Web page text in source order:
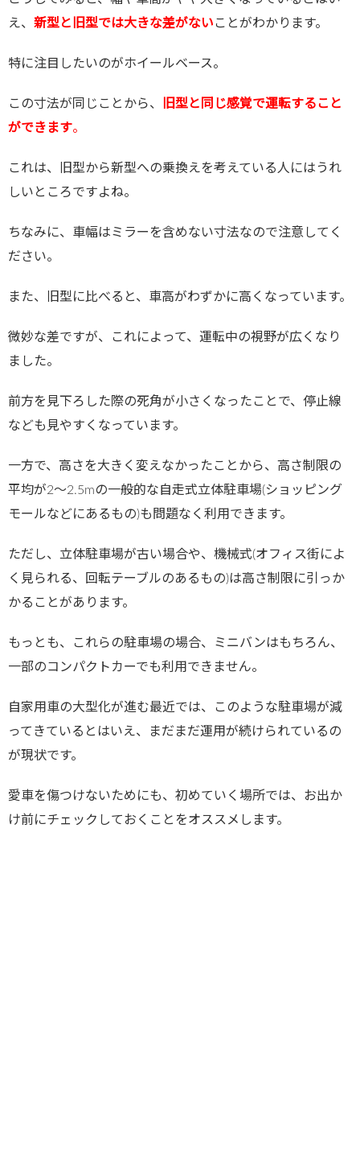
え、 新型と旧型では大きな差がない ことがわかります。
特に注目したいのがホイールベース。
この寸法が同じことから、
旧型と同じ感覚で運転すること
ができます。
これは、旧型から新型への乗換えを考えている人にはうれ
しいところですよね。
ちなみに、車幅はミラーを含めない寸法なので注意してく
ださい。
また、旧型に比べると、車高がわずかに高くなっています。
微妙な差ですが、これによって、運転中の視野が広くなり
ました。
前方を見下ろした際の死角が小さくなったことで、停止線
なども見やすくなっています。
一方で、高さを大きく変えなかったことから、高さ制限の
平均が2～2.5mの一般的な自走式立体駐車場(ショッピング
モールなどにあるもの)も問題なく利用できます。
ただし、立体駐車場が古い場合や、機械式(オフィス街によ
く見られる、回転テーブルのあるもの)は高さ制限に引っか
かることがあります。
もっとも、これらの駐車場の場合、ミニバンはもちろん、
一部のコンパクトカーでも利用できません。
自家用車の大型化が進む最近では、このような駐車場が減
ってきているとはいえ、まだまだ運用が続けられているの
が現状です。
愛車を傷つけないためにも、初めていく場所では、お出か
け前にチェックしておくことをオススメします。